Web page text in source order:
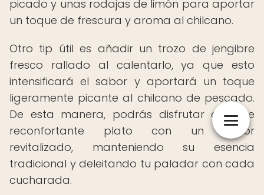
picado y unas rodajas de limón para aportar
un toque de frescura y aroma al chilcano.
Otro tip útil es añadir un trozo de jengibre
fresco rallado al calentarlo, ya que esto
intensificará el sabor y aportará un toque
ligeramente picante al chilcano de pescado.
De esta manera, podrás disfrutar de este
reconfortante plato con un sabor
revitalizado, manteniendo su esencia
tradicional y deleitando tu paladar con cada
cucharada.